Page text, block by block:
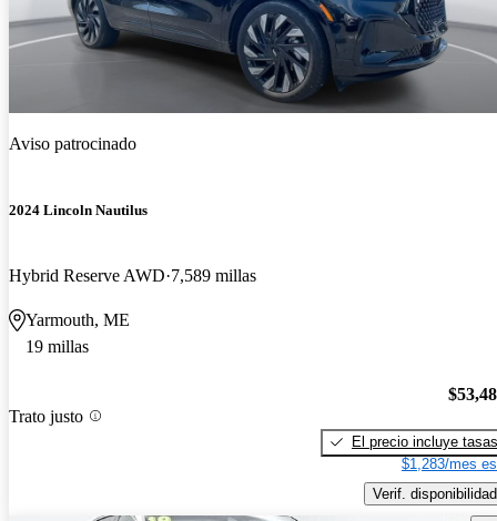
Aviso patrocinado
2024 Lincoln Nautilus
Hybrid Reserve AWD 7,589 millas
Yarmouth, ME
19 millas
Trato justo
El precio incluye tasas
$1,283/mes
Verif. disponibilidad